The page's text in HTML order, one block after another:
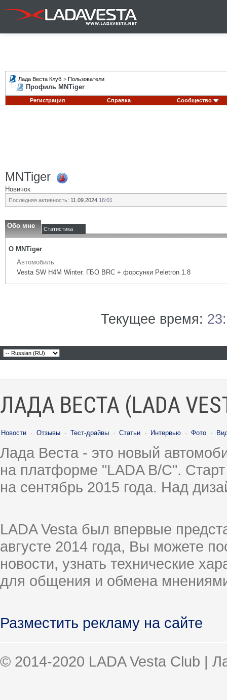
Лада Веста Клуб > Пользователи
Профиль MNTiger
Регистрация Справка Сообщество
MNTiger
Новичок
Последняя активность: 11.09.2024 16:01
Обо мне Статистика
О MNTiger
Автомобиль
Vesta SW H4M Winter. ГБО BRC + форсунки Peletron 1.8
Текущее время:
ЛАДА ВЕСТА (LADA
Новости · Отзывы · Тест-драйвы · Статьи · Интервью · Фото ·
Лада Веста - это новый
на платформе "LADA B/C".
на сентябрь 2015 года. Над
LADA Vesta был впервые
августе 2014 года, Вы можете
новости, узнать технические
для общения и обмена
Разместить рекламу на сайте
© 2014-2020 LADA Vesta Club |